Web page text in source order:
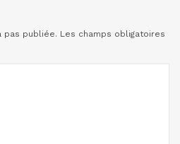
pas publiée. Les champs obligatoires